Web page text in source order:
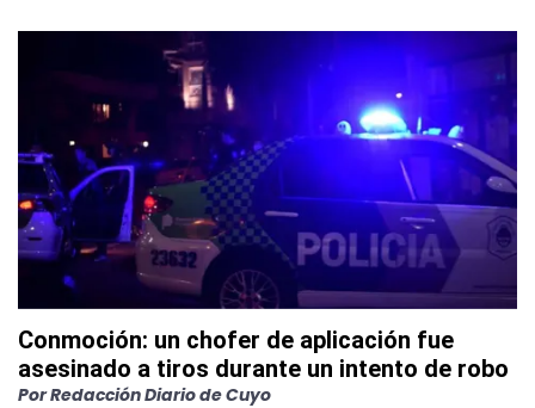
Conmoción: un chofer de aplicación fue
asesinado a tiros durante un intento de robo
PorRedacción Diario de Cuyo